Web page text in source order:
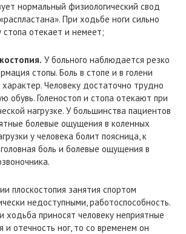
нормальный физиологический свод
При ходьбе ноги сильно
стопа отекает и немеет;
У больного наблюдается резко
стопы. Боль в стопе и в голени
Человеку достаточно трудно
обувь. Голеностоп и стопа отекают при
нагрузке. У большинства пациентов
болевые ощущения в коленных
у человека болит поясница, к
боль и болевые ощущения в
плоскостопия занятия спортом
недоступными, работоспособность.
ходьба приносят человеку неприятные
отечность ног, то со временем он